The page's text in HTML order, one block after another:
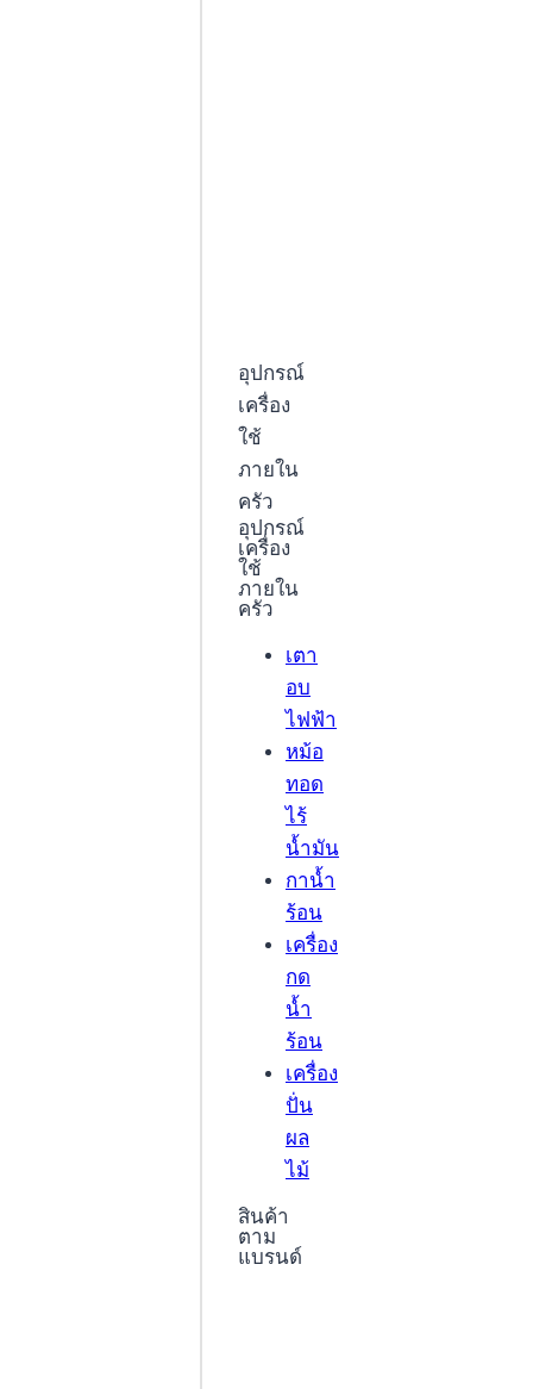
อุปกรณ์
เครื่อง
ใช้
ภายใน
ครัว
อุปกรณ์
เครื่อง
ใช้
ภายใน
ครัว
เตา
อบ
ไฟฟ้า
หม้อ
ทอด
ไร้
น้ำมัน
กาน้ำ
ร้อน
เครื่อง
กด
น้ำ
ร้อน
เครื่อง
ปั่น
ผล
ไม้
สินค้า
ตาม
แบรนด์